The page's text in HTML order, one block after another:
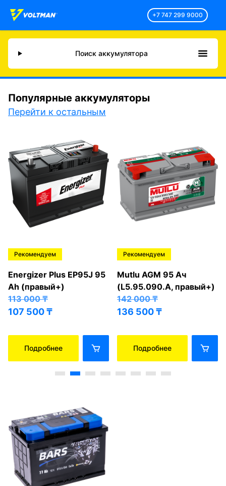
+7 747 299 9000
Поиск аккумулятора
Популярные аккумуляторы
Перейти к остальным
Рекомендуем
Energizer Plus EP95J 95
Ah (правый+)
113 000₸
107 500₸
Подробнее
Рекомендуем
Mutlu AGM 95 Ач
(L5.95.090.A, правый+)
142 000₸
136 500₸
Подробнее